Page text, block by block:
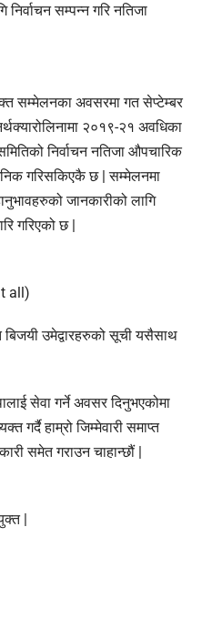
सम्पन्न गरि नतिजा
सम्मेलनका अवसरमा गत सेप्टेम्बर
२०१९-२१ अवधिका
निर्वाचन नतिजा औपचारिक
गरिसकिएकै छ | सम्मेलनमा
जानकारीको लागि
गरिएको छ |
all)
उमेद्वारहरुको सूची यसैसाथ
सेवा गर्ने अवसर दिनुभएकोमा
गर्दै हाम्रो जिम्मेवारी समाप्त
समेत गराउन चाहान्छौं |
|